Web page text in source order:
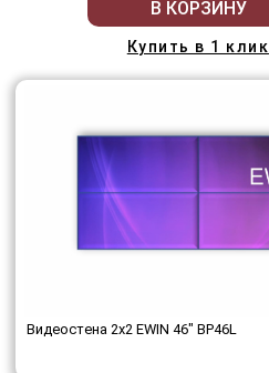
В КОРЗИНУ
Купить в 1 клик
Видеостена 2x2 EWIN 46" BP46L